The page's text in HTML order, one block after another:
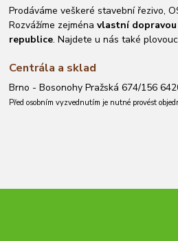
Prodáváme veškeré stavební řezivo,
Rozvážíme zejménavlastní
republice. Najdete u nás také
Centrála a sklad
Brno - Bosonohy Pražská 674/156
Před osobním vyzvednutím je nutné provést